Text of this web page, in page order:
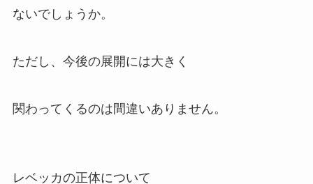
ないでしょうか。
ただし、今後の展開には大きく
関わってくるのは間違いありません。
レベッカの正体について